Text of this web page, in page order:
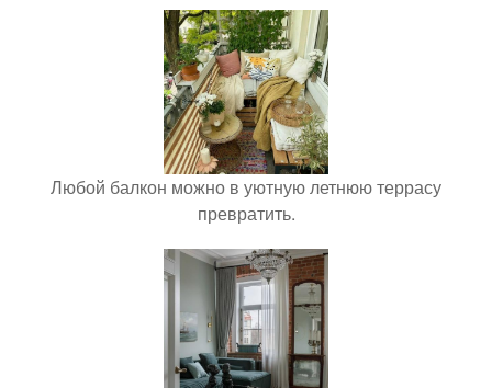
Любой балкон можно в уютную летнюю террасу
превратить.